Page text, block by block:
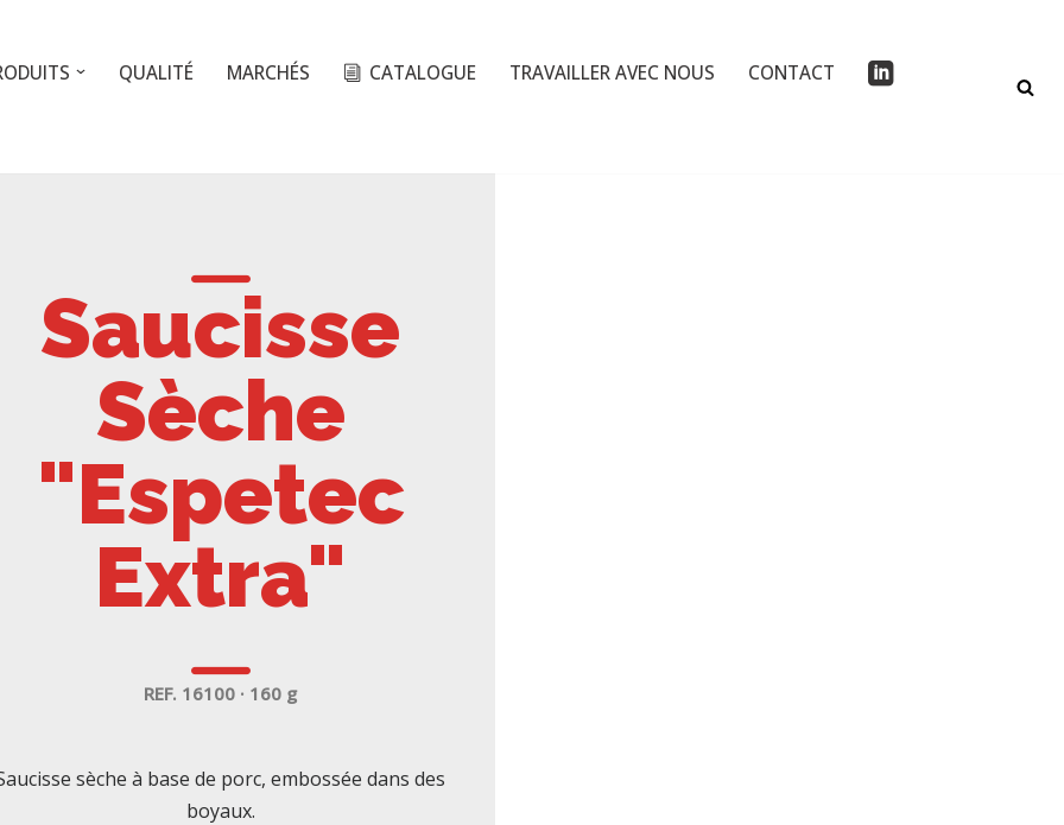
QUALITÉ MARCHÉS CATALOGUE TRAVAILLER AVEC NOUS
CONTACT
Saucisse
Sèche
"Espetec
Extra"
REF. 16100 · 160 g
sèche à base de porc, embossée dans des
boyaux.